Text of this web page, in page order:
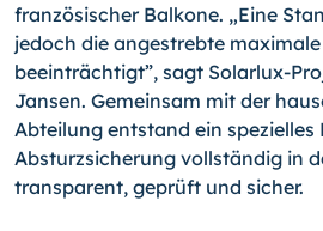
französischer Balkone. „Eine
jedoch die angestrebte
beeinträchtigt”, sagt Solarlux-
Jansen. Gemeinsam mit der
Abteilung entstand ein spezielles
Absturzsicherung vollständig in
transparent, geprüft und sicher.